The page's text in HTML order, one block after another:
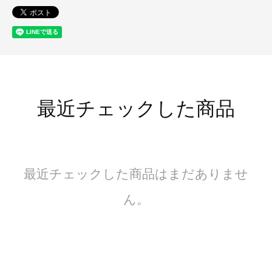
最近チェックした商品
最近チェックした商品はまだありませ
ん。